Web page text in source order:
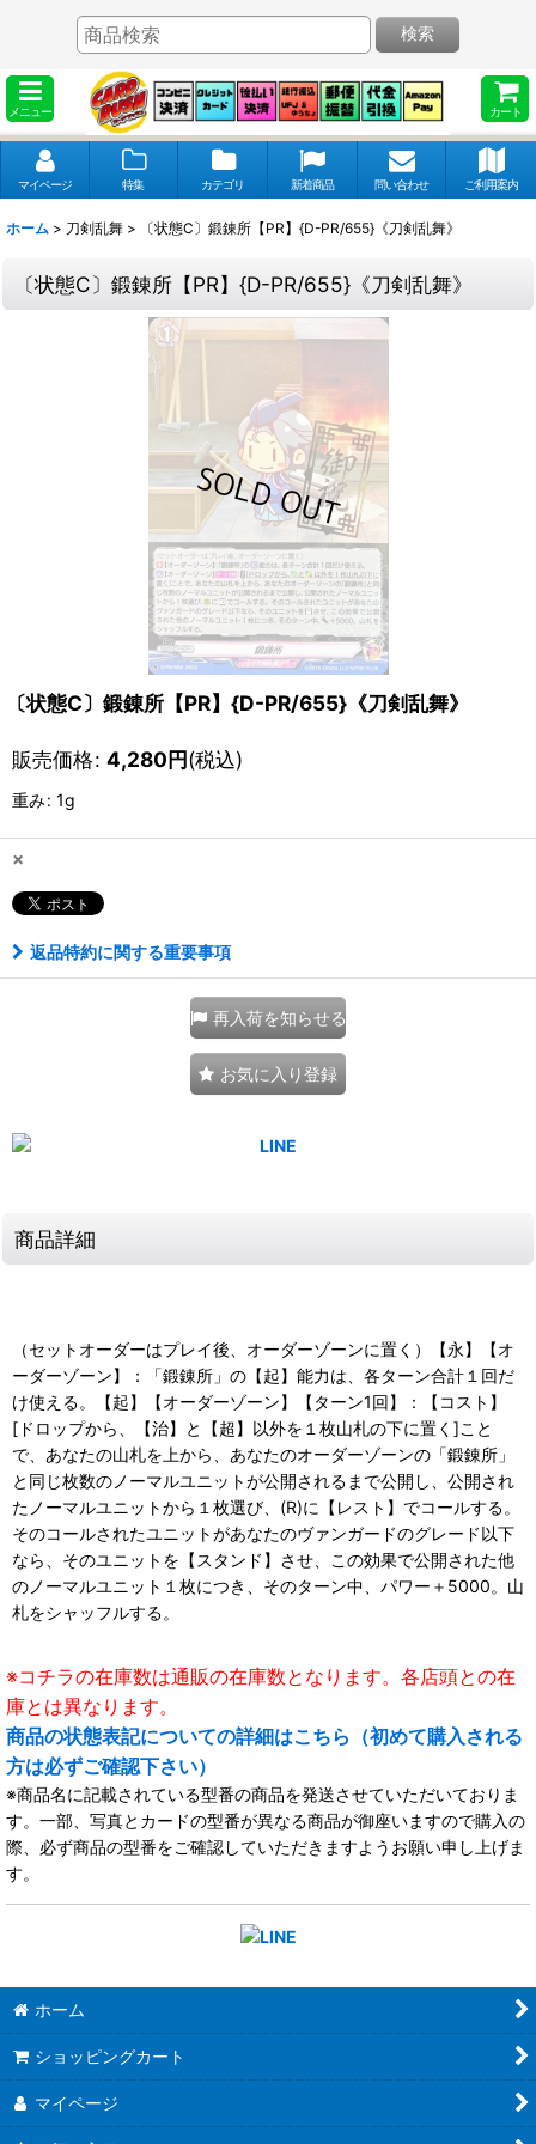
メニュー カート
検索
マイページ 特集 カテゴリ 新着商品 問い合わせ ご利用案内
ホーム > 刀剣乱舞 > 〔状態C〕鍛錬所【PR】{D-PR/655}《刀剣乱舞》
〔状態C〕鍛錬所【PR】{D-PR/655}《刀剣乱舞》
〔状態C〕鍛錬所【PR】{D-PR/655}《刀剣乱舞》
販売価格: 4,280円(税込)
重み: 1g
×
返品特約に関する重要事項
再入荷を知らせる
お気に入り登録
商品詳細
（セットオーダーはプレイ後、オーダーゾーンに置く）【永】【オ
ーダーゾーン】：「鍛錬所」の【起】能力は、各ターン合計１回だ
け使える。【起】【オーダーゾーン】【ターン1回】：【コスト】
[ドロップから、【治】と【超】以外を１枚山札の下に置く]こと
で、あなたの山札を上から、あなたのオーダーゾーンの「鍛錬所」
と同じ枚数のノーマルユニットが公開されるまで公開し、公開され
たノーマルユニットから１枚選び、(R)に【レスト】でコールする。
そのコールされたユニットがあなたのヴァンガードのグレード以下
なら、そのユニットを【スタンド】させ、この効果で公開された他
のノーマルユニット１枚につき、そのターン中、パワー＋5000。山
札をシャッフルする。
※コチラの在庫数は通販の在庫数となります。各店頭との在
庫とは異なります。
商品の状態表記についての詳細はこちら（初めて購入される
方は必ずご確認下さい）
※商品名に記載されている型番の商品を発送させていただいておりま
す。一部、写真とカードの型番が異なる商品が御座いますので購入の
際、必ず商品の型番をご確認していただきますようお願い申し上げま
す。
ホーム
ショッピングカート
マイページ